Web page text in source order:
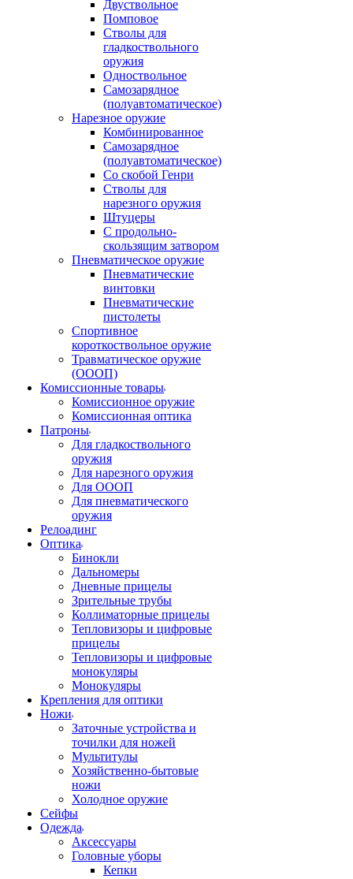
Двуствольное
Помповое
Стволы для
гладкоствольного
оружия
Одноствольное
Самозарядное
(полуавтоматическое)
Нарезное оружие
Комбинированное
Самозарядное
(полуавтоматическое)
Со скобой Генри
Стволы для
нарезного оружия
Штуцеры
С продольно-
скользящим затвором
Пневматическое оружие
Пневматические
винтовки
Пневматические
пистолеты
Спортивное
короткоствольное оружие
Травматическое оружие
(ОООП)
Комиссионные товары
Комиссионное оружие
Комиссионная оптика
Патроны
Для гладкоствольного
оружия
Для нарезного оружия
Для ОООП
Для пневматического
оружия
Релоадинг
Оптика
Бинокли
Дальномеры
Дневные прицелы
Зрительные трубы
Коллиматорные прицелы
Тепловизоры и цифровые
прицелы
Тепловизоры и цифровые
монокуляры
Монокуляры
Крепления для оптики
Ножи
Заточные устройства и
точилки для ножей
Мультитулы
Хозяйственно-бытовые
ножи
Холодное оружие
Сейфы
Одежда
Аксессуары
Головные уборы
Кепки